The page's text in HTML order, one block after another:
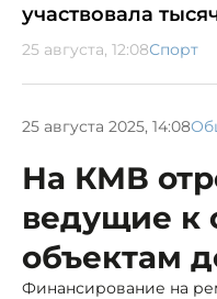
участвовала
25 августа, 12:08Спорт
25 августа 2025, 14:08
На КМВ
ведущие к
объектам
Финансирование на